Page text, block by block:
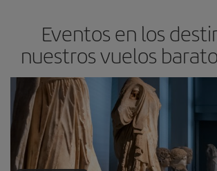
Eventos en los
nuestros vuelos